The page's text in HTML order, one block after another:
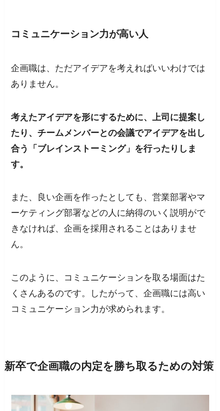
コミュニケーション力が高い人
企画職は、ただアイデアを考えればいいわけでは
ありません。
考えたアイデアを形にするために、上司に提案し
たり、チームメンバーとの会議でアイデアを出し
合う「ブレインストーミング」を行ったりしま
す。
また、良い企画を作ったとしても、営業部署やマ
ーケティング部署などの人に納得のいく説明がで
きなければ、企画を採用されることはありませ
ん。
このように、コミュニケーションを取る場面はた
くさんあるのです。したがって、企画職には高い
コミュニケーション力が求められます。
新卒で企画職の内定を勝ち取るための対策